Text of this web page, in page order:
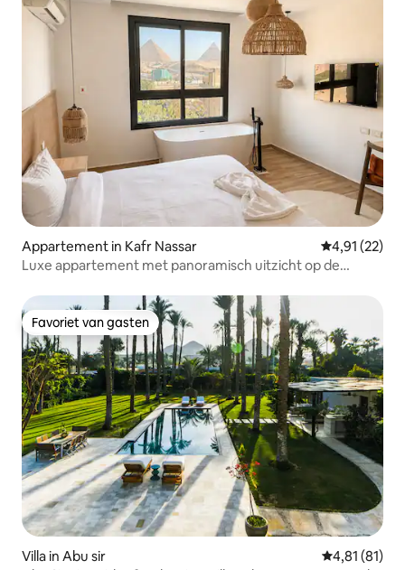
Appartement in Kafr Nassar Gemiddelde
4,91 (22)
Luxe appartement met panoramisch uitzicht op de
Favoriet van gasten
Favoriet van gasten
Villa in Abu sir Gemiddelde
4,81 (81)